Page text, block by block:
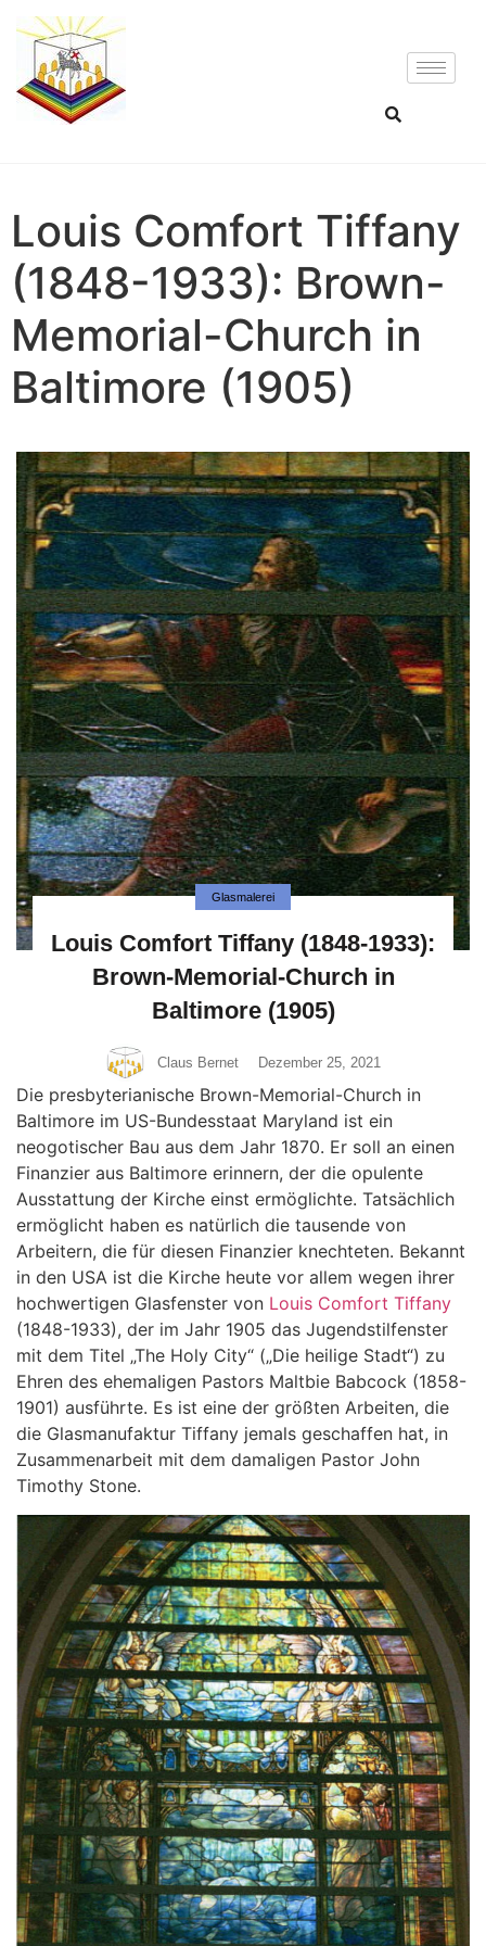
Louis Comfort Tiffany
(1848-1933): Brown-
Memorial-Church in
Baltimore (1905)
Glasmalerei
Louis Comfort Tiffany (1848-1933):
Brown-Memorial-Church in
Baltimore (1905)
Claus Bernet Dezember 25, 2021
Die presbyterianische Brown-Memorial-Church in
Baltimore im US-Bundesstaat Maryland ist ein
neogotischer Bau aus dem Jahr 1870. Er soll an einen
Finanzier aus Baltimore erinnern, der die opulente
Ausstattung der Kirche einst ermöglichte. Tatsächlich
ermöglicht haben es natürlich die tausende von
Arbeitern, die für diesen Finanzier knechteten. Bekannt
in den USA ist die Kirche heute vor allem wegen ihrer
hochwertigen Glasfenster von Louis Comfort Tiffany
(1848-1933), der im Jahr 1905 das Jugendstilfenster
mit dem Titel „The Holy City“ („Die heilige Stadt“) zu
Ehren des ehemaligen Pastors Maltbie Babcock (1858-
1901) ausführte. Es ist eine der größten Arbeiten, die
die Glasmanufaktur Tiffany jemals geschaffen hat, in
Zusammenarbeit mit dem damaligen Pastor John
Timothy Stone.